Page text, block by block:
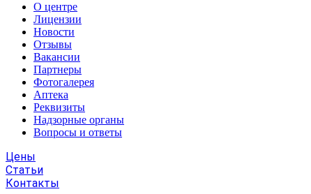
О центре
Лицензии
Новости
Отзывы
Вакансии
Партнеры
Фотогалерея
Аптека
Реквизиты
Надзорные органы
Вопросы и ответы
Цены
Статьи
Контакты